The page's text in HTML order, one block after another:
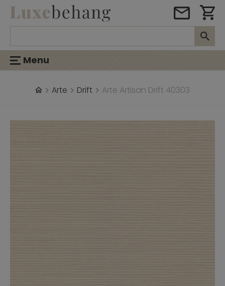
Menu
Arte Drift Arte Artisan Drift 40303